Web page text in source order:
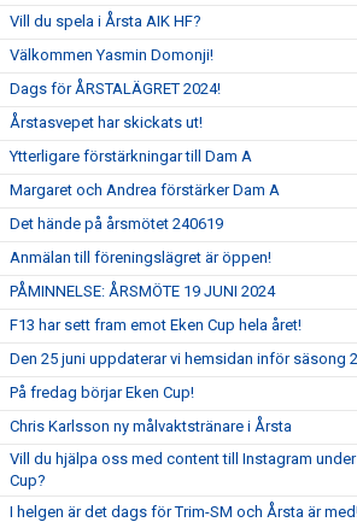
Vill du spela i Årsta AIK HF?
Välkommen Yasmin Domonji!
Dags för ÅRSTALÄGRET 2024!
Årstasvepet har skickats ut!
Ytterligare förstärkningar till Dam A
Margaret och Andrea förstärker Dam A
Det hände på årsmötet 240619
Anmälan till föreningslägret är öppen!
PÅMINNELSE: ÅRSMÖTE 19 JUNI 2024
F13 har sett fram emot Eken Cup hela året!
Den 25 juni uppdaterar vi hemsidan inför säsong
På fredag börjar Eken Cup!
Chris Karlsson ny målvaktstränare i Årsta
Vill du hjälpa oss med content till Instagram under
Cup?
I helgen är det dags för Trim-SM och Årsta är